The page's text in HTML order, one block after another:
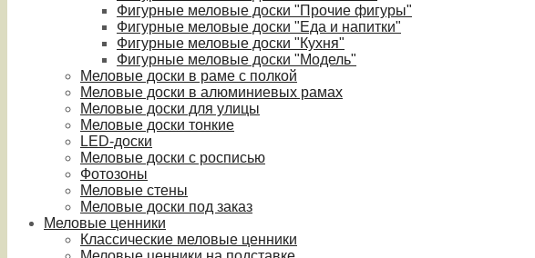
Фигурные меловые доски "Прочие фигуры"
Фигурные меловые доски "Еда и напитки"
Фигурные меловые доски "Кухня"
Фигурные меловые доски "Модель"
Меловые доски в раме с полкой
Меловые доски в алюминиевых рамах
Меловые доски для улицы
Меловые доски тонкие
LED-доски
Меловые доски с росписью
Фотозоны
Меловые стены
Меловые доски под заказ
Меловые ценники
Классические меловые ценники